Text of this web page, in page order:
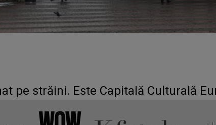
pe străini. Este Capitală Culturală